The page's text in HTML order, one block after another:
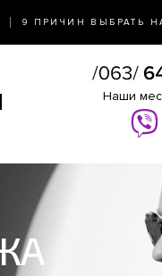
9 ПРИЧИН ВЫБРАТЬ
Наши